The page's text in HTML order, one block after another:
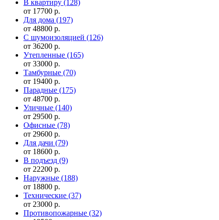
В квартиру (128)
от 17700 р.
Для дома (197)
от 48800 р.
С шумоизоляцией (126)
от 36200 р.
Утепленные (165)
от 33000 р.
Тамбурные (70)
от 19400 р.
Парадные (175)
от 48700 р.
Уличные (140)
от 29500 р.
Офисные (78)
от 29600 р.
Для дачи (79)
от 18600 р.
В подъезд (9)
от 22200 р.
Наружные (188)
от 18800 р.
Технические (37)
от 23000 р.
Противопожарные (32)